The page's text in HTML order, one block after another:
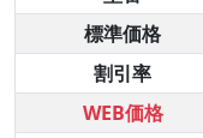
標準価格
割引率
WEB価格